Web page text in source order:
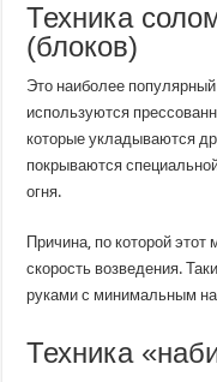
Техника
(блоков)
Это наиболее
используются
которые укладываются
покрываются
огня.
Причина, по которой
скорость возведения.
руками с минимальным
Техника